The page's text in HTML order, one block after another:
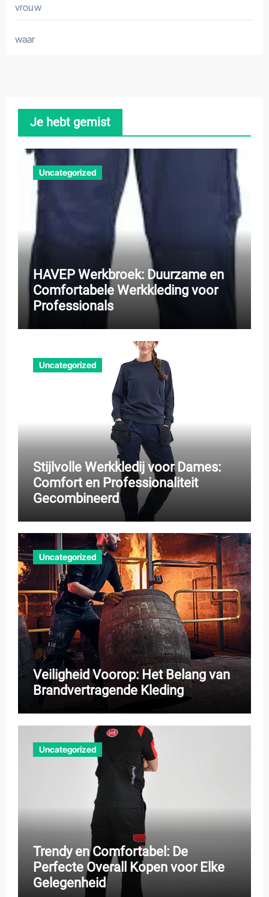
vrouw
waar
Je hebt gemist
Uncategorized
HAVEP Werkbroek: Duurzame en
Comfortabele Werkkleding voor
Professionals
Uncategorized
Stijlvolle Werkkledij voor Dames:
Comfort en Professionaliteit
Gecombineerd
Uncategorized
Veiligheid Voorop: Het Belang van
Brandvertragende Kleding
Uncategorized
Trendy en Comfortabel: De
Perfecte Overall Kopen voor Elke
Gelegenheid